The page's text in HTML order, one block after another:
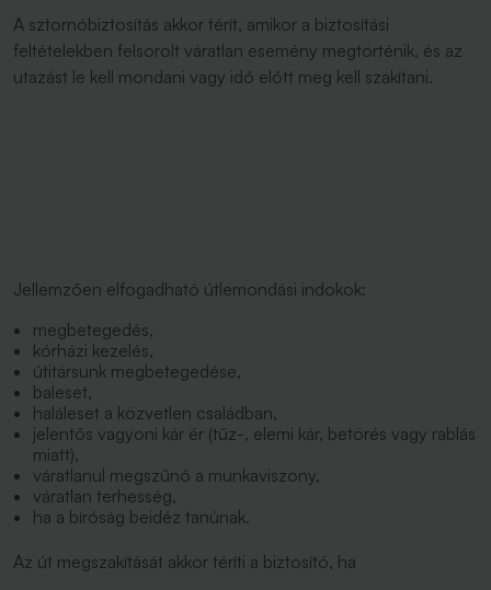
A sztornóbiztosítás akkor térít, amikor a biztosítási
feltételekben felsorolt váratlan esemény megtörténik, és az
utazást le kell mondani vagy idő előtt meg kell szakítani.
Jellemzően elfogadható útlemondási indokok:
megbetegedés,
kórházi kezelés,
útitársunk megbetegedése,
baleset,
haláleset a közvetlen családban,
jelentős vagyoni kár ér (tűz-, elemi kár, betörés vagy rablás
miatt),
váratlanul megszűnő a munkaviszony,
váratlan terhesség,
ha a bíróság beidéz tanúnak.
Az út megszakítását akkor téríti a biztosító, ha